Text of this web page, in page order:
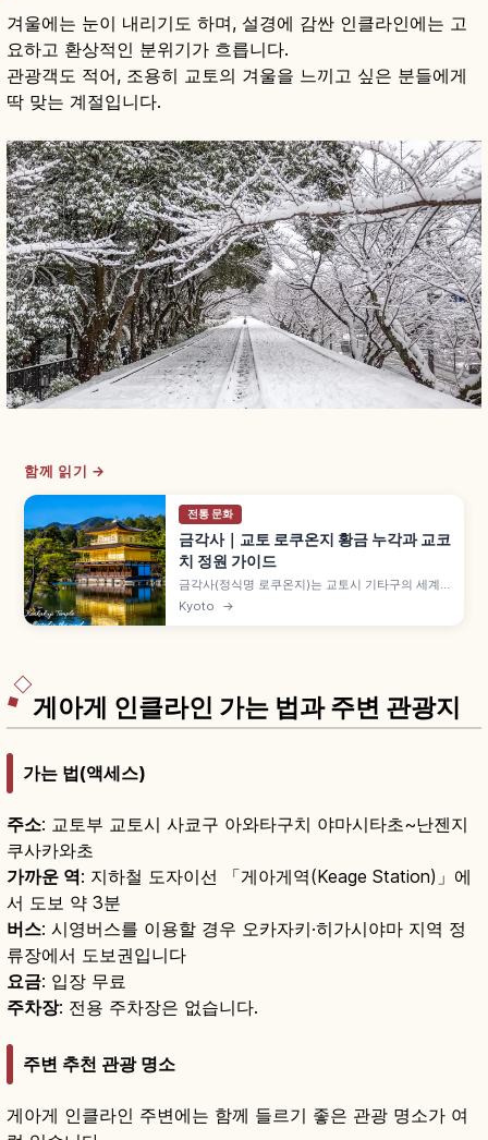
겨울에는 눈이 내리기도 하며, 설경에 감싼 인클라인에는 고
요하고 환상적인 분위기가 흐릅니다.
관광객도 적어, 조용히 교토의 겨울을 느끼고 싶은 분들에게
딱 맞는 계절입니다.
함께 읽기 →
전통 문화
금각사｜교토 로쿠온지 황금 누각과 교코
치 정원 가이드
금각사(정식명 로쿠온지)는 교토시 기타구의 세계
문화유산 사찰로, 금박 3층 누각 샤리덴이 상징입니
다. 교코치 연못에 비친 금각, 가을 단풍, 입장료와
Kyoto →
게아게 인클라인 가는 법과 주변 관광지
가는 법(액세스)
주소: 교토부 교토시 사쿄구 아와타구치 야마시타초~난젠지
쿠사카와초
가까운 역: 지하철 도자이선 「게아게역(Keage Station)」에
서 도보 약 3분
버스: 시영버스를 이용할 경우 오카자키·히가시야마 지역 정
류장에서 도보권입니다
요금: 입장 무료
주차장: 전용 주차장은 없습니다.
주변 추천 관광 명소
게아게 인클라인 주변에는 함께 들르기 좋은 관광 명소가 여